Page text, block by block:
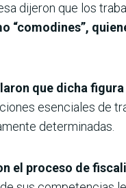
dijeron que los
“comodines”,
que dicha
esenciales de
determinadas.
el proceso de